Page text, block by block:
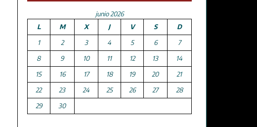
junio 2026
L
M X J V S
D
1
2 3 4 5 6
7
8
9 10 11 12 13
14
15
16 17 18 19 20
21
22
23 24 25 26 27
28
29
30